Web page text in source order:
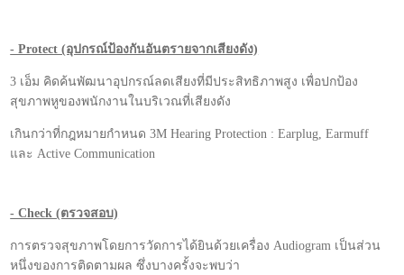
- Protect (อุปกรณ์ป้องกันอันตรายจากเสียงดัง)
3 เอ็ม คิดค้นพัฒนาอุปกรณ์ลดเสียงที่มีประสิทธิภาพสูง เพื่อปกป้อง
สุขภาพหูของพนักงานในบริเวณที่เสียงดัง
เกินกว่าที่กฎหมายกำหนด 3M Hearing Protection : Earplug, Earmuff
และ Active Communication
- Check (ตรวจสอบ)
การตรวจสุขภาพโดยการวัดการได้ยินด้วยเครื่อง Audiogram เป็นส่วน
หนึ่งของการติดตามผล ซึ่งบางครั้งจะพบว่า